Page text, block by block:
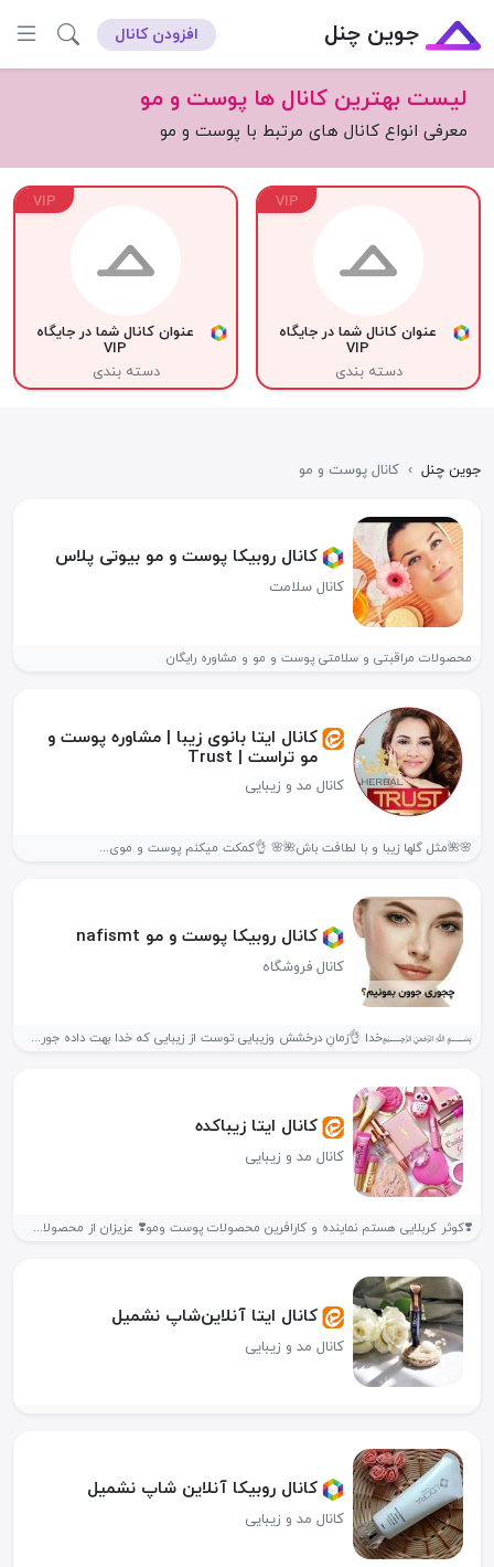
جوین چنل افزودن کانال
لیست بهترین کانال ها پوست و مو
معرفی انواع کانال های مرتبط با پوست و مو
VIP
عنوان کانال شما در جایگاه
VIP
دسته بندی
VIP
عنوان کانال شما در جایگاه
VIP
دسته بندی
جوین چنل › کانال پوست و مو
کانال روبیکا پوست و مو بیوتی پلاس
کانال سلامت
محصولات مراقبتی و سلامتی پوست و مو و مشاوره رایگان
کانال ایتا بانوی زیبا | مشاوره پوست و
مو تراست | Trust
کانال مد و زیبایی
🌸🌺مثل گلها زیبا و با لطافت باش🌺🌸 👌کمکت میکنم پوست و موی...
کانال روبیکا پوست و مو nafismt
کانال فروشگاه
﷽خدا 👌زمانِ درخشش وزیبایی توست از زیبایی که خدا بهت داده جوری...
کانال ایتا زیباکده
کانال مد و زیبایی
❣️کوثر کربلایی هستم نماینده و کارافرین محصولات پوست ومو❣️ عزیزان از محصولات...
کانال ایتا آنلاین‌شاپ نشمیل
کانال مد و زیبایی
کانال روبیکا آنلاین شاپ نشمیل
کانال مد و زیبایی